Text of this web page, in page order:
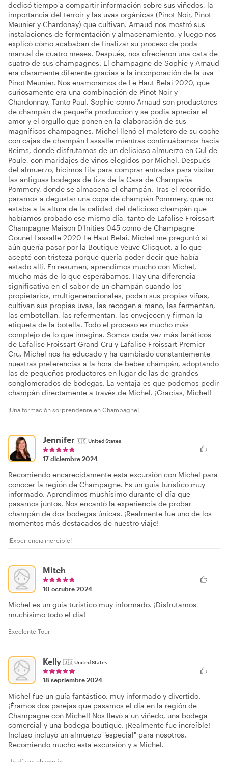
dedicó tiempo a compartir información sobre sus viñedos, la
importancia del terroir y las uvas orgánicas (Pinot Noir, Pinot
Meunier y Chardonay) que cultivan. Arnaud nos mostró sus
instalaciones de fermentación y almacenamiento, y luego nos
explicó cómo acababan de finalizar su proceso de poda
manual de cuatro meses. Después, nos ofrecieron una cata de
cuatro de sus champagnes. El champagne de Sophie y Arnaud
era claramente diferente gracias a la incorporación de la uva
Pinot Meunier. Nos enamoramos de Le Haut Belai 2020, que
curiosamente era una combinación de Pinot Noir y
Chardonnay. Tanto Paul, Sophie como Arnaud son productores
de champán de pequeña producción y se podía apreciar el
amor y el orgullo que ponen en la elaboración de sus
magníficos champagnes. Michel llenó el maletero de su coche
con cajas de champán Lassalle mientras continuábamos hacia
Reims, donde disfrutamos de un delicioso almuerzo en Cul de
Poule, con maridajes de vinos elegidos por Michel. Después
del almuerzo, hicimos fila para comprar entradas para visitar
las antiguas bodegas de tiza de la Casa de Champaña
Pommery, donde se almacena el champán. Tras el recorrido,
paramos a degustar una copa de champán Pommery, que no
estaba a la altura de la calidad del delicioso champán que
habíamos probado ese mismo día, tanto de Lafalise Froissart
Champagne Maison D'Inities 045 como de Champagne
Gounel Lassalle 2020 Le Haut Belai. Michel me preguntó si
aún quería pasar por la Boutique Veuve Clicquot, a lo que
acepté con tristeza porque quería poder decir que había
estado allí. En resumen, aprendimos mucho con Michel,
mucho más de lo que esperábamos. Hay una diferencia
significativa en el sabor de un champán cuando los
propietarios, multigeneracionales, podan sus propias viñas,
cultivan sus propias uvas, las recogen a mano, las fermentan,
las embotellan, las refermentan, las envejecen y firman la
etiqueta de la botella. Todo el proceso es mucho más
complejo de lo que imagina. Somos cada vez más fanáticos
de Lafalise Froissart Grand Cru y Lafalise Froissart Premier
Cru. Michel nos ha educado y ha cambiado constantemente
nuestras preferencias a la hora de beber champán, adoptando
las de pequeños productores en lugar de las de grandes
conglomerados de bodegas. La ventaja es que podemos pedir
champán directamente a través de Michel. ¡Gracias, Michel!
¡Una formación sorprendente en Champagne!
Jennifer 🇺🇸United States
17 diciembre 2024
Recomiendo encarecidamente esta excursión con Michel para
conocer la región de Champagne. Es un guía turístico muy
informado. Aprendimos muchísimo durante el día que
pasamos juntos. Nos encantó la experiencia de probar
champán de dos bodegas únicas. ¡Realmente fue uno de los
momentos más destacados de nuestro viaje!
¡Experiencia increíble!
Mitch
10 octubre 2024
Michel es un guía turístico muy informado. ¡Disfrutamos
muchísimo todo el día!
Excelente Tour
Kelly 🇺🇸United States
18 septiembre 2024
Michel fue un guía fantástico, muy informado y divertido.
¡Éramos dos parejas que pasamos el día en la región de
Champagne con Michel! Nos llevó a un viñedo, una bodega
comercial y una bodega boutique. ¡Realmente fue increíble!
Incluso incluyó un almuerzo "especial" para nosotros.
Recomiendo mucho esta excursión y a Michel.